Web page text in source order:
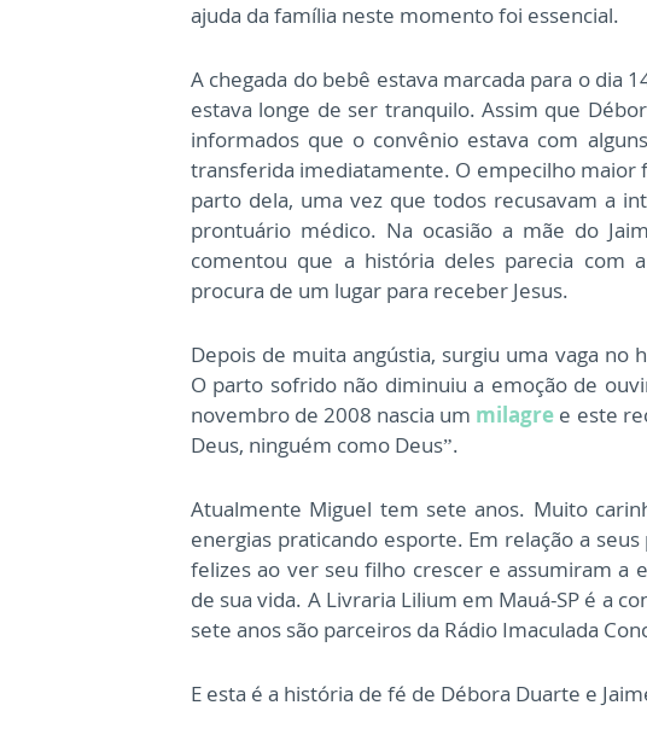
ajuda da família neste momento foi essencial.
A chegada do bebê estava marcada para o dia
estava longe de ser tranquilo. Assim que
informados que o convênio estava com
transferida imediatamente. O empecilho maior
parto dela, uma vez que todos recusavam a
prontuário médico. Na ocasião a mãe do
comentou que a história deles parecia com
procura de um lugar para receber Jesus.
Depois de muita angústia, surgiu uma vaga no
O parto sofrido não diminuiu a emoção de
novembro de 2008 nascia um milagre e este
Deus, ninguém como Deus”.
Atualmente Miguel tem sete anos. Muito
energias praticando esporte. Em relação a
felizes ao ver seu filho crescer e assumiram a
de sua vida. A Livraria Lilium em Mauá-SP é a
sete anos são parceiros da Rádio Imaculada
E esta é a história de fé de Débora Duarte e